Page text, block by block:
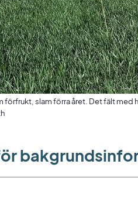
förfrukt, slam förra året. Det fält med